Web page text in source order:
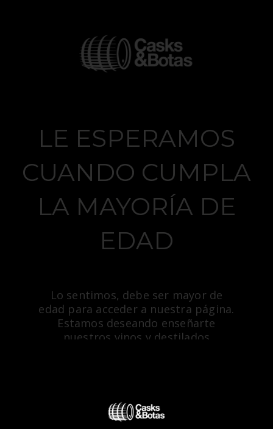
Casks Wines and
LE ESPERAMOS
CUANDO CUMPLA
LA MAYORÍA DE
EDAD
Lo sentimos, debe ser mayor de
edad para acceder a nuestra página.
Estamos deseando enseñarte
nuestros vinos y destilados